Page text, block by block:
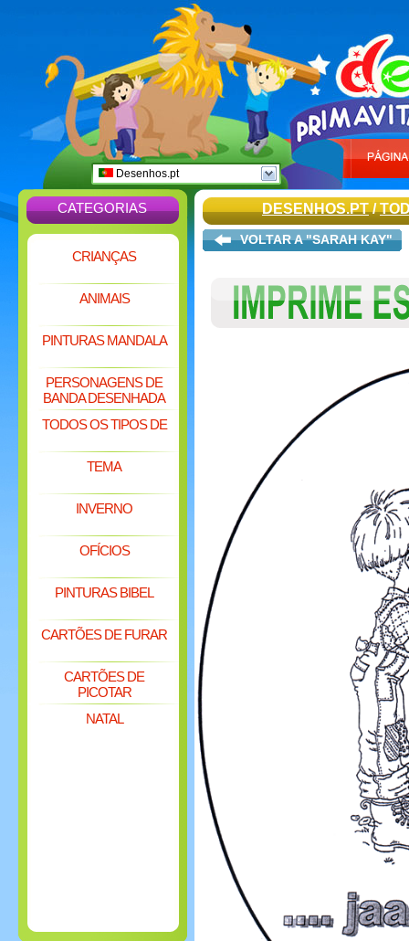
Desenhos.pt
CATEGORIAS
CRIANÇAS
ANIMAIS
PINTURAS MANDALA
PERSONAGENS DE
BANDA DESENHADA
TODOS OS TIPOS DE
TEMA
INVERNO
OFÍCIOS
PINTURAS BIBEL
CARTÕES DE FURAR
CARTÕES DE
PICOTAR
NATAL
DESENHOS.PT/
VOLTAR A "SARAH KAY"